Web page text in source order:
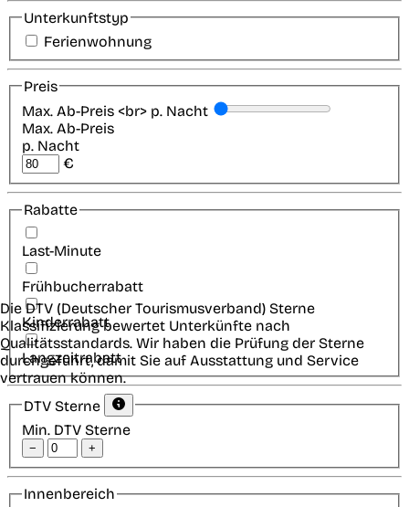
Unterkunftstyp
Ferienwohnung
Preis
Max. Ab-Preis <br> p. Nacht
Max. Ab-Preis
p. Nacht
€
Rabatte
Last-Minute
Frühbucherrabatt
Kinderrabatt
Langzeitrabatt
DTV Sterne
Min. DTV Sterne
− +
Die DTV (Deutscher Tourismusverband) Sterne
Klassifizierung bewertet Unterkünfte nach
Qualitätsstandards. Wir haben die Prüfung der Sterne
durchgeführt, damit Sie auf Ausstattung und Service
vertrauen können.
Innenbereich